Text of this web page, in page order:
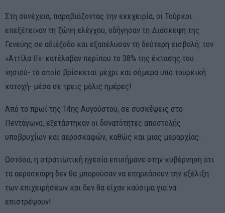
Στη συνέχεια, παραβιάζοντας την εκεχειρία, οι Τούρκοι
επεξέτειναν τη ζώνη ελέγχου, οδήγησαν τη Διάσκεψη της
Γενεύης σε αδιέξοδο και εξαπέλυσαν τη δεύτερη εισβολή: τον
«Αττίλα ΙΙ»· κατέλαβαν περίπου το 38% της έκτασης του
νησιού- το οποίο βρίσκεται μέχρι και σήμερα υπό τουρκική
κατοχή- μέσα σε τρεις μόλις ημέρες!
Από το πρωί της 14ης Αυγούστου, σε συσκέψεις στο
Πεντάγωνο, εξετάστηκαν οι δυνατότητες αποστολής
υποβρυχίων και αεροσκαφών, καθώς και μιας μεραρχίας.
Ωστόσο, η στρατιωτική ηγεσία επισήμανε στην κυβέρνηση ότι
τα αεροσκάφη δεν θα μπορούσαν να επηρεάσουν την εξέλιξη
των επιχειρήσεων και δεν θα είχαν καύσιμα για να
επιστρέψουν!